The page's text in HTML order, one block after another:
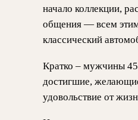
начало коллекции,
общения — всем
классический
Кратко – мужчины
достигшие,
удовольствие от